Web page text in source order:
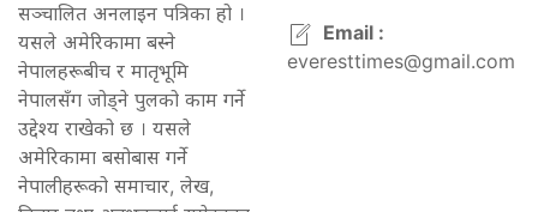
सञ्चालित अनलाइन पत्रिका हो ।
यसले अमेरिकामा बस्ने
नेपालहरूबीच र मातृभूमि
नेपालसँग जोड्ने पुलको काम गर्ने
उद्देश्य राखेको छ । यसले
अमेरिकामा बसोबास गर्ने
नेपालीहरूको समाचार, लेख,
Email :
everesttimes@gmail.com